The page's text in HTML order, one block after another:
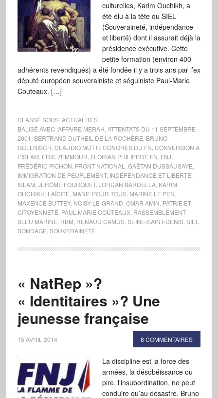
culturelles, Karim Ouchikh, a
été élu à la tête du SIEL
(Souveraineté, indépendance
et liberté) dont il assurait déjà la
présidence exécutive. Cette
petite formation (environ 400
adhérents revendiqués) a été fondée il y a trois ans par l’ex
député européen souverainiste et séguiniste Paul-Marie
Couteaux. […]
CLASSÉ SOUS :ACTUALITÉS
BALISÉ AVEC :AFFAIRE MERAH ATTENTATS DU 11 SEPTEMBRE
2001 BERTRAND DUTHEIL DE LA ROCHÈRE BRUNO
GOLLNISCH CLAUDIO MUTTI, CONGRÈS DU FN CONVERSION À
L’ISLAM ERIC ZEMMOUR FLORIAN PHILIPPOT, FN FNJ
FRÉDÉRIC PICHON FRONT NATIONAL GAËTAN DUSSAUSAYE
IMMIGRATION DE PEUPLEMENT, INDÉPENDANCE ET LIBERTÉ
ISLAM JÉRÔME FOURQUET, JORDAN BARDELLA, KARIM
OUCHIKH LAÏCITÉ MANIF POUR TOUS, MARINE LE PEN
MAXENCE BUTTEY, NOISY-LE-GRAND OMAR AMIN PATRIE ET
CITOYENNETÉ PAUL-MARIE COÛTEAUX, RASSEMBLEMENT
BLEU MARINE RBM RENAUD CAMUS, SEINE-SAINT-DENIS, SIEL
SONDAGE SOUVERAINETÉ
« NatRep »?
« Identitaires »? Une
jeunesse française
15 AVRIL 2014 8 COMMENTAIRES
La discipline est la force des
armées, la désobéissance ou
pire, l’insubordination, ne peut
conduire qu’au désastre. Bruno